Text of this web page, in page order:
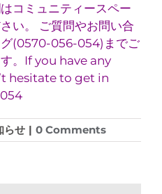
コミュニティースペー
い。 ご質問やお問い合
グ(0570-056-054)までご
。If you have any
hesitate to get in
らせ | 0 Comments